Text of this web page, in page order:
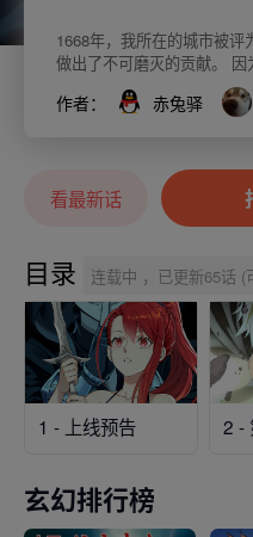
1668年，我所在的城市被
做出了不可磨灭的贡献。 因
作者： 赤兔驿
看最新话
目录 连载中 ，已更新65话 (
1 - 上线预告
玄幻排行榜